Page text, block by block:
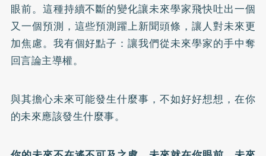
眼前。這種持續不斷的變化讓未來學家飛快吐出一個
又一個預測，這些預測躍上新聞頭條，讓人對未來更
加焦慮。我有個好點子：讓我們從未來學家的手中奪
回言論主導權。
與其擔心未來可能發生什麼事，不如好好想想，在你
的未來應該發生什麼事。